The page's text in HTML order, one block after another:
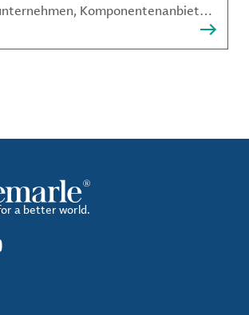
Komponentenanbieter,
sind.
a better world.